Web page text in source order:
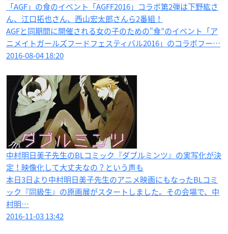
「AGF」の食のイベント「AGFF2016」コラボ第2弾は下野紘さ
ん、江口拓也さん、西山宏太郎さんら2番組！
AGFと同期間に開催される女の子のための“食”のイベント「ア
ニメイトガールズフードフェスティバル2016」のコラボフー…
2016-08-04 18:20
中村明日美子先生のBLコミック『ダブルミンツ』の実写化が決
定！映像化して大丈夫なの？という声も
本日3日より中村明日美子先生のアニメ映画にもなったBLコミ
ック『同級生』の原画展がスタートしました。その会場で、中
村明…
2016-11-03 13:42